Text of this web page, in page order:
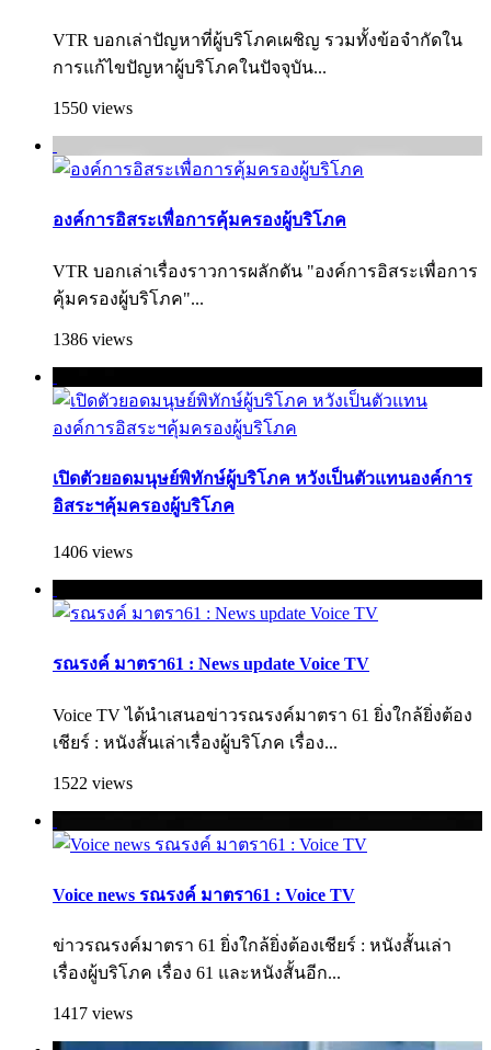
VTR บอกเล่าปัญหาที่ผู้บริโภคเผชิญ รวมทั้งข้อจำกัดใน
การแก้ไขปัญหาผู้บริโภคใ­นปัจจุบัน...
1550 views
องค์การอิสระเพื่อการคุ้มครองผู้บริโภค
VTR บอกเล่าเรื่องราวการผลักดัน "องค์การอิสระเพื่อการ
คุ้มครองผู้บริ­โภค"...
1386 views
เปิดตัวยอดมนุษย์พิทักษ์ผู้บริโภค หวังเป็นตัวแทนองค์การ
อิสระฯคุ้มครองผู้บริโภค
1406 views
รณรงค์ มาตรา61 : News update Voice TV
Voice TV ได้นำเสนอข่าวรณรงค์มาตรา 61 ยิ่งใกล้ยิ่งต้อง
เชียร์ : หนังสั้นเล่าเรื่องผู้บริโภค เรื่อง...
1522 views
Voice news รณรงค์ มาตรา61 : Voice TV
ข่าวรณรงค์มาตรา 61 ยิ่งใกล้ยิ่งต้องเชียร์ : หนังสั้นเล่า
เรื่องผู้บริโภค เรื่อง 61 และหนังสั้นอีก...
1417 views